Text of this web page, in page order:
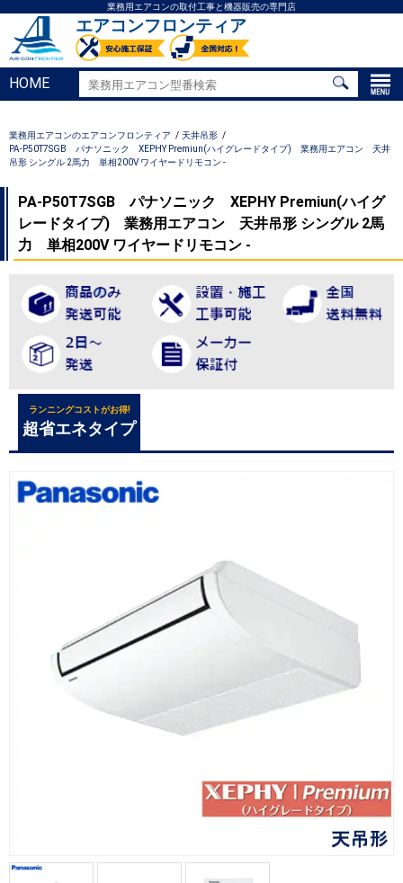
業務用エアコンの取付工事と機器販売の専門店
エアコンフロンティア
HOME
業務用エアコンのエアコンフロンティア
天井吊形
PA-P50T7SGB パナソニック XEPHY Premiun(ハイグレードタイプ) 業務用エアコン 天井
吊形 シングル 2馬力 単相200V ワイヤードリモコン -
PA-P50T7SGB パナソニック XEPHY Premiun(ハイグ
レードタイプ) 業務用エアコン 天井吊形 シングル 2馬
力 単相200V ワイヤードリモコン -
ランニングコストがお得!
超省エネタイプ